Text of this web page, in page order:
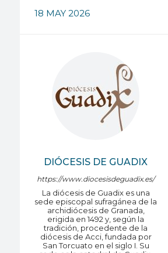
18 MAY 2026
DIÓCESIS DE GUADIX
https://www.diocesisdeguadix.es/
La diócesis de Guadix es una
sede episcopal sufragánea de la
archidiócesis de Granada,
erigida en 1492 y, según la
tradición, procedente de la
diócesis de Acci, fundada por
San Torcuato en el siglo I. Su